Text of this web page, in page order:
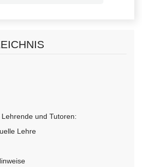
und Tutoren:
Lehre